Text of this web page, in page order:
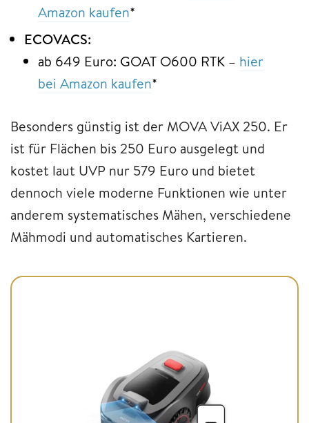
Amazon kaufen*
ECOVACS:
ab 649 Euro: GOAT O600 RTK – hier
bei Amazon kaufen*
Besonders günstig ist der MOVA ViAX 250. Er
ist für Flächen bis 250 Euro ausgelegt und
kostet laut UVP nur 579 Euro und bietet
dennoch viele moderne Funktionen wie unter
anderem systematisches Mähen, verschiedene
Mähmodi und automatisches Kartieren.